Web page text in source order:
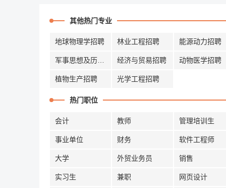
其他热门专业
地球物理学招聘 林业工程招聘 能源动力招聘
经济与贸易招聘 动物医学招聘
植物生产招聘 光学工程招聘
热门职位
会计 教师 管理培训生
事业单位 财务 软件工程师
大学 外贸业务员 销售
实习生 兼职 网页设计